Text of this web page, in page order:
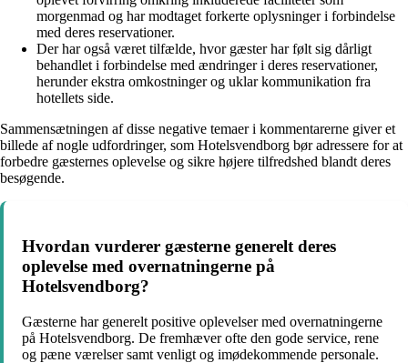
morgenmad og har modtaget forkerte oplysninger i forbindelse
med deres reservationer.
Der har også været tilfælde, hvor gæster har følt sig dårligt
behandlet i forbindelse med ændringer i deres reservationer,
herunder ekstra omkostninger og uklar kommunikation fra
hotellets side.
Sammensætningen af disse negative temaer i kommentarerne giver et
billede af nogle udfordringer, som Hotelsvendborg bør adressere for at
forbedre gæsternes oplevelse og sikre højere tilfredshed blandt deres
besøgende.
Hvordan vurderer gæsterne generelt deres
oplevelse med overnatningerne på
Hotelsvendborg?
Gæsterne har generelt positive oplevelser med overnatningerne
på Hotelsvendborg. De fremhæver ofte den gode service, rene
og pæne værelser samt venligt og imødekommende personale.